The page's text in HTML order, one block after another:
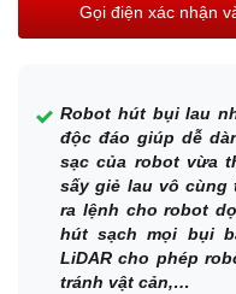
Gọi điện xác nhận
Robot hút bụi lau
độc đáo giúp dễ
sạc của robot vừa
sấy giẻ lau vô cùng
ra lệnh cho robot
hút sạch mọi bụi
LiDAR cho phép
tránh vật cản,…